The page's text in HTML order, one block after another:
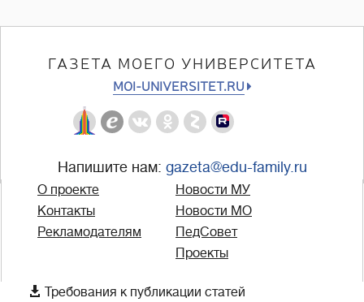
ГАЗЕТА МОЕГО УНИВЕРСИТЕТА
MOI-UNIVERSITET.RU
Напишите нам: gazeta@edu-family.ru
О проекте
Контакты
Рекламодателям
Новости МУ
Новости МО
ПедСовет
Проекты
 Требования к публикации статей